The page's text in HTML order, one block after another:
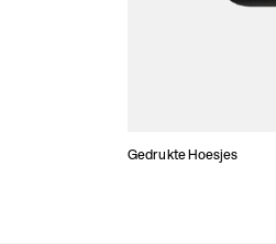
Gedrukte Hoesjes